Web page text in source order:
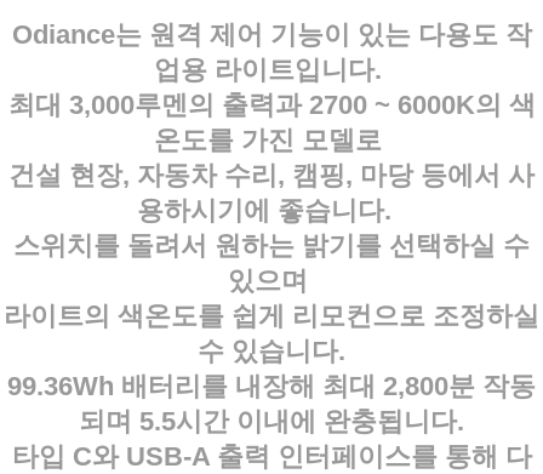
Odiance는 원격 제어 기능이 있는 다용도 작
업용 라이트입니다.
최대 3,000루멘의 출력과 2700 ~ 6000K의 색
온도를 가진 모델로
건설 현장, 자동차 수리, 캠핑, 마당 등에서 사
용하시기에 좋습니다.
스위치를 돌려서 원하는 밝기를 선택하실 수
있으며
라이트의 색온도를 쉽게 리모컨으로 조정하실
수 있습니다.
99.36Wh 배터리를 내장해 최대 2,800분 작동
되며 5.5시간 이내에 완충됩니다.
타입 C와 USB-A 출력 인터페이스를 통해 다